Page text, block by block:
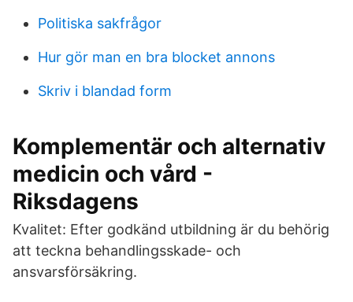
Politiska sakfrågor
Hur gör man en bra blocket annons
Skriv i blandad form
Komplementär och alternativ
medicin och vård -
Riksdagens
Kvalitet: Efter godkänd utbildning är du behörig
att teckna behandlingsskade- och
ansvarsförsäkring.